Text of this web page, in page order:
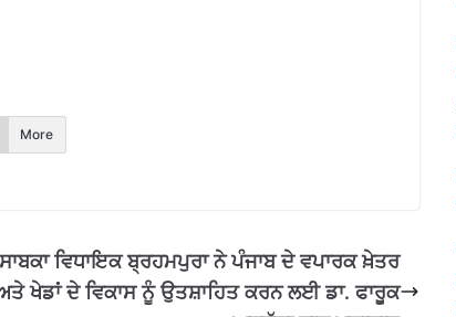
More
ਸਾਬਕਾ ਵਿਧਾਇਕ ਬ੍ਰਹਮਪੁਰਾ ਨੇ ਪੰਜਾਬ ਦੇ ਵਪਾਰਕ ਖ਼ੇਤਰ
ਖੇਡਾਂ ਦੇ ਵਿਕਾਸ ਨੂੰ ਉਤਸ਼ਾਹਿਤ ਕਰਨ ਲਈ ਡਾ. ਫਾਰੂਕ